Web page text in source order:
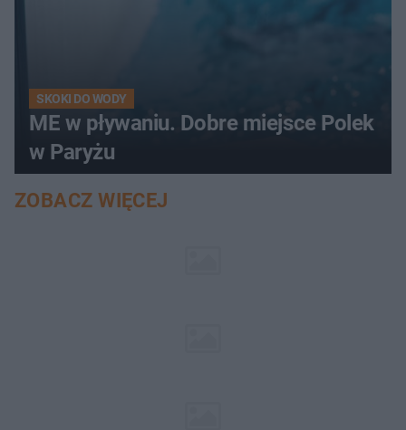
SKOKI DO WODY
ME w pływaniu. Dobre miejsce Polek
w Paryżu
ZOBACZ WIĘCEJ